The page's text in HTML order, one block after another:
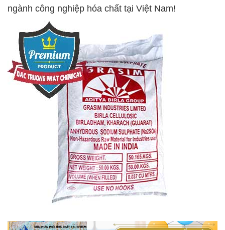
ngành công nghiệp hóa chất tại Việt Nam!